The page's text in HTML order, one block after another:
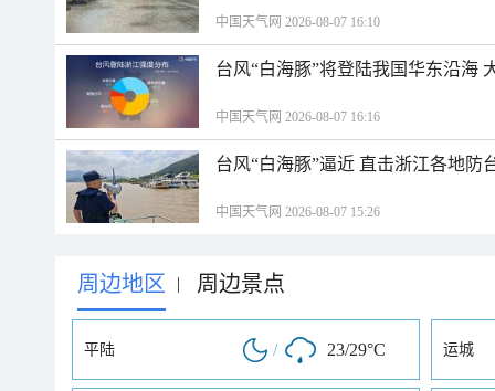
中国天气网 2026-08-07 16:10
台风“白海豚”将登陆我国华东沿海
中国天气网 2026-08-07 16:16
台风“白海豚”逼近 直击浙江各地防
中国天气网 2026-08-07 15:26
周边地区 | 周边景点
平陆 / 23/29°C 运城